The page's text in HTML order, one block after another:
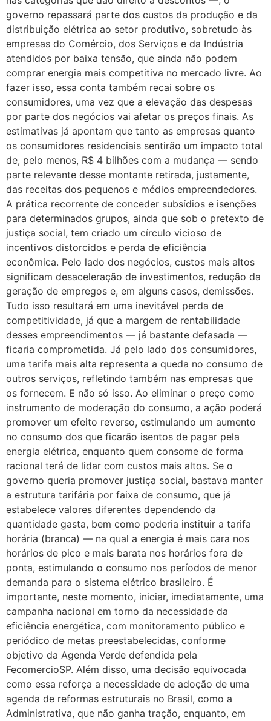
governo repassará parte dos custos da produção e da
distribuição elétrica ao setor produtivo, sobretudo às
empresas do Comércio, dos Serviços e da Indústria
atendidos por baixa tensão, que ainda não podem
comprar energia mais competitiva no mercado livre. Ao
fazer isso, essa conta também recai sobre os
consumidores, uma vez que a elevação das despesas
por parte dos negócios vai afetar os preços finais. As
estimativas já apontam que tanto as empresas quanto
os consumidores residenciais sentirão um impacto total
de, pelo menos, R$ 4 bilhões com a mudança — sendo
parte relevante desse montante retirada, justamente,
das receitas dos pequenos e médios empreendedores.
A prática recorrente de conceder subsídios e isenções
para determinados grupos, ainda que sob o pretexto de
justiça social, tem criado um círculo vicioso de
incentivos distorcidos e perda de eficiência
econômica. Pelo lado dos negócios, custos mais altos
significam desaceleração de investimentos, redução da
geração de empregos e, em alguns casos, demissões.
Tudo isso resultará em uma inevitável perda de
competitividade, já que a margem de rentabilidade
desses empreendimentos — já bastante defasada —
ficaria comprometida. Já pelo lado dos consumidores,
uma tarifa mais alta representa a queda no consumo de
outros serviços, refletindo também nas empresas que
os fornecem. E não só isso. Ao eliminar o preço como
instrumento de moderação do consumo, a ação poderá
promover um efeito reverso, estimulando um aumento
no consumo dos que ficarão isentos de pagar pela
energia elétrica, enquanto quem consome de forma
racional terá de lidar com custos mais altos. Se o
governo queria promover justiça social, bastava manter
a estrutura tarifária por faixa de consumo, que já
estabelece valores diferentes dependendo da
quantidade gasta, bem como poderia instituir a tarifa
horária (branca) — na qual a energia é mais cara nos
horários de pico e mais barata nos horários fora de
ponta, estimulando o consumo nos períodos de menor
demanda para o sistema elétrico brasileiro. É
importante, neste momento, iniciar, imediatamente, uma
campanha nacional em torno da necessidade da
eficiência energética, com monitoramento público e
periódico de metas preestabelecidas, conforme
objetivo da Agenda Verde defendida pela
FecomercioSP. Além disso, uma decisão equivocada
como essa reforça a necessidade de adoção de uma
agenda de reformas estruturais no Brasil, como a
Administrativa, que não ganha tração, enquanto, em